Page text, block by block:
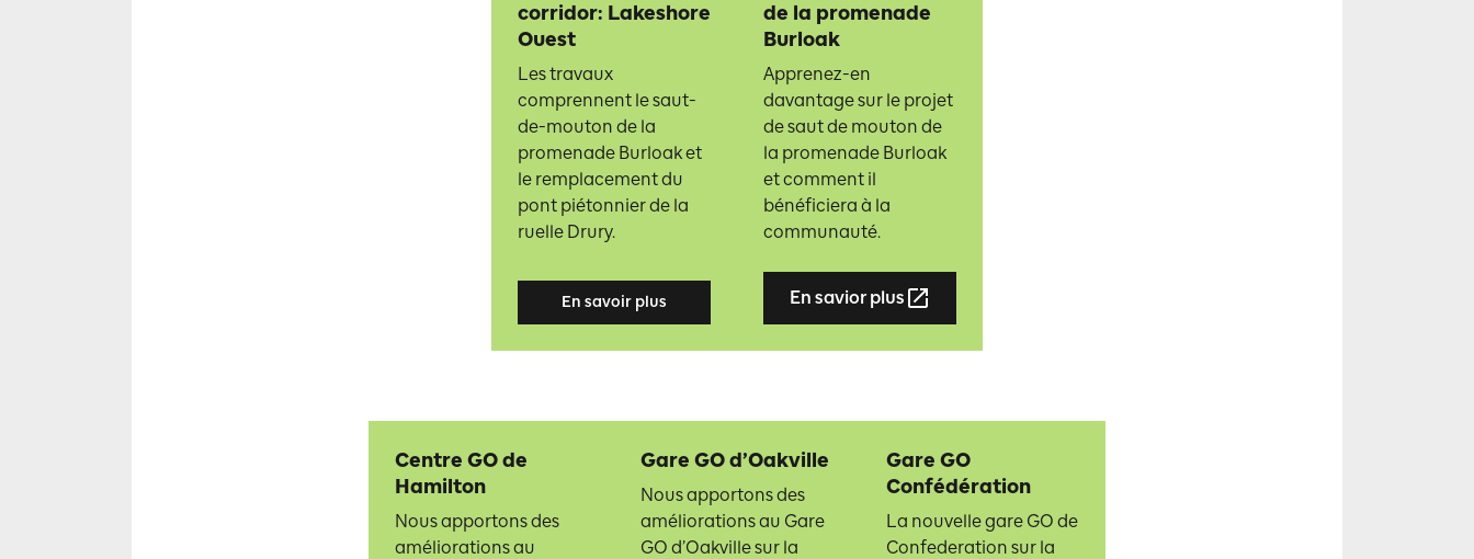
corridor: Lakeshore
Ouest
Les travaux
comprennent le saut-
de-mouton de la
promenade Burloak et
le remplacement du
pont piétonnier de la
ruelle Drury.
En savoir plus
de la promenade
Burloak
Apprenez-en
davantage sur le projet
de saut de mouton de
la promenade Burloak
et comment il
bénéficiera à la
communauté.
En savior plus
Centre GO de
Hamilton
Nous apportons des
améliorations au
Gare GO d’Oakville
Nous apportons des
améliorations au Gare
GO d’Oakville sur la
Gare GO
Confédération
La nouvelle gare GO de
Confederation sur la